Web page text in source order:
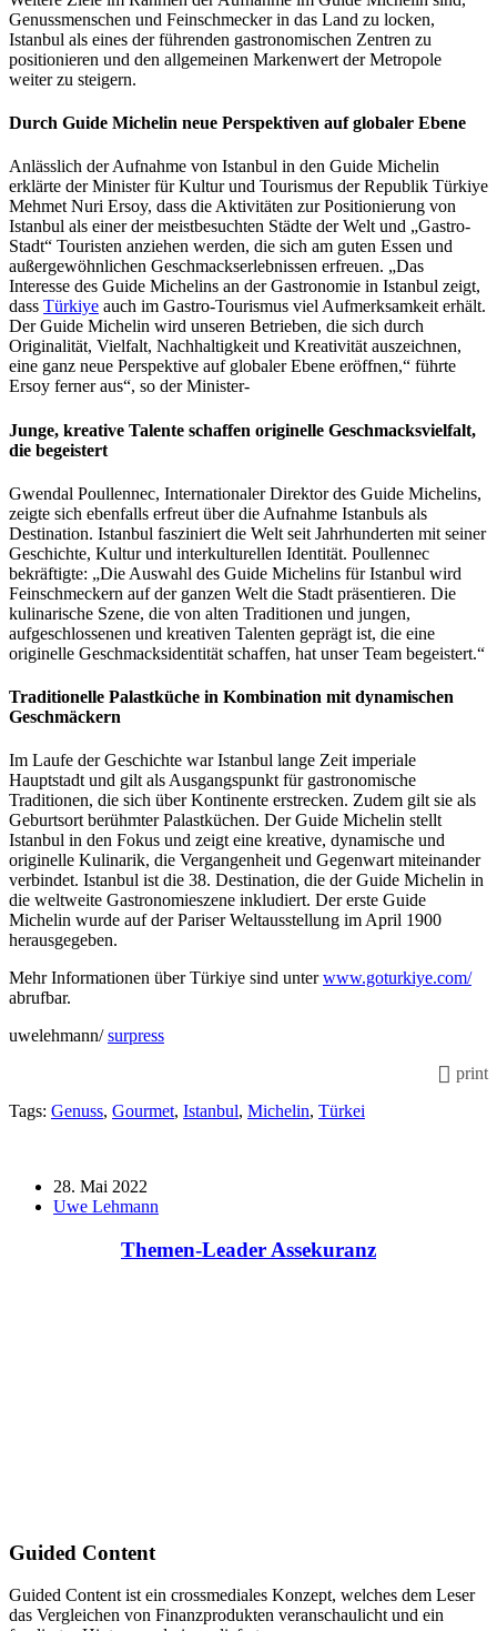
Genussmenschen und Feinschmecker in das Land zu locken,
Istanbul als eines der führenden gastronomischen Zentren zu
positionieren und den allgemeinen Markenwert der Metropole
weiter zu steigern.
Durch Guide Michelin neue Perspektiven auf globaler Ebene
Anlässlich der Aufnahme von Istanbul in den Guide Michelin
erklärte der Minister für Kultur und Tourismus der Republik Türkiye
Mehmet Nuri Ersoy, dass die Aktivitäten zur Positionierung von
Istanbul als einer der meistbesuchten Städte der Welt und „Gastro-
Stadt“ Touristen anziehen werden, die sich am guten Essen und
außergewöhnlichen Geschmackserlebnissen erfreuen. „Das
Interesse des Guide Michelins an der Gastronomie in Istanbul zeigt,
dass Türkiye auch im Gastro-Tourismus viel Aufmerksamkeit erhält.
Der Guide Michelin wird unseren Betrieben, die sich durch
Originalität, Vielfalt, Nachhaltigkeit und Kreativität auszeichnen,
eine ganz neue Perspektive auf globaler Ebene eröffnen,“ führte
Ersoy ferner aus“, so der Minister-
Junge, kreative Talente schaffen originelle Geschmacksvielfalt,
die begeistert
Gwendal Poullennec, Internationaler Direktor des Guide Michelins,
zeigte sich ebenfalls erfreut über die Aufnahme Istanbuls als
Destination. Istanbul fasziniert die Welt seit Jahrhunderten mit seiner
Geschichte, Kultur und interkulturellen Identität. Poullennec
bekräftigte: „Die Auswahl des Guide Michelins für Istanbul wird
Feinschmeckern auf der ganzen Welt die Stadt präsentieren. Die
kulinarische Szene, die von alten Traditionen und jungen,
aufgeschlossenen und kreativen Talenten geprägt ist, die eine
originelle Geschmacksidentität schaffen, hat unser Team begeistert.“
Traditionelle Palastküche in Kombination mit dynamischen
Geschmäckern
Im Laufe der Geschichte war Istanbul lange Zeit imperiale
Hauptstadt und gilt als Ausgangspunkt für gastronomische
Traditionen, die sich über Kontinente erstrecken. Zudem gilt sie als
Geburtsort berühmter Palastküchen. Der Guide Michelin stellt
Istanbul in den Fokus und zeigt eine kreative, dynamische und
originelle Kulinarik, die Vergangenheit und Gegenwart miteinander
verbindet. Istanbul ist die 38. Destination, die der Guide Michelin in
die weltweite Gastronomieszene inkludiert. Der erste Guide
Michelin wurde auf der Pariser Weltausstellung im April 1900
herausgegeben.
Mehr Informationen über Türkiye sind unterwww.goturkiye.com/
abrufbar.
uwelehmann/surpress
print
Tags: Genuss, Gourmet, Istanbul, Michelin, Türkei
28. Mai 2022
Uwe Lehmann
Themen-Leader Assekuranz
Guided Content
Guided Content ist ein crossmediales Konzept, welches dem Leser
das Vergleichen von Finanzprodukten veranschaulicht und ein